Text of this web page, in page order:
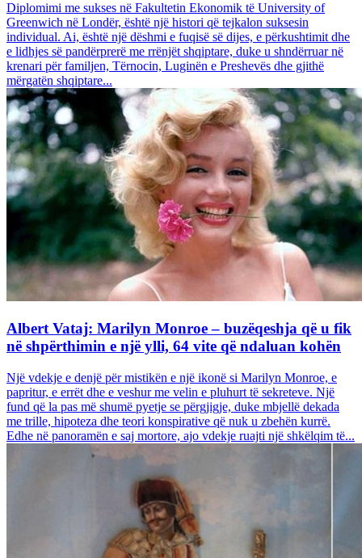
Diplomimi me sukses në Fakultetin Ekonomik të University of
Greenwich në Londër, është një histori që tejkalon suksesin
individual. Ai, është një dëshmi e fuqisë së dijes, e përkushtimit dhe
e lidhjes së pandërprerë me rrënjët shqiptare, duke u shndërruar në
krenari për familjen, Tërnocin, Luginën e Preshevës dhe gjithë
mërgatën shqiptare...
Albert Vataj: Marilyn Monroe – buzëqeshja që u fik
në shpërthimin e një ylli, 64 vite që ndaluan kohën
Një vdekje e denjë për mistikën e një ikonë si Marilyn Monroe, e
papritur, e errët dhe e veshur me velin e pluhurt të sekreteve. Një
fund që la pas më shumë pyetje se përgjigje, duke mbjellë dekada
me trille, hipoteza dhe teori konspirative që nuk u zbehën kurrë.
Edhe në panoramën e saj mortore, ajo vdekje ruajti një shkëlqim të...